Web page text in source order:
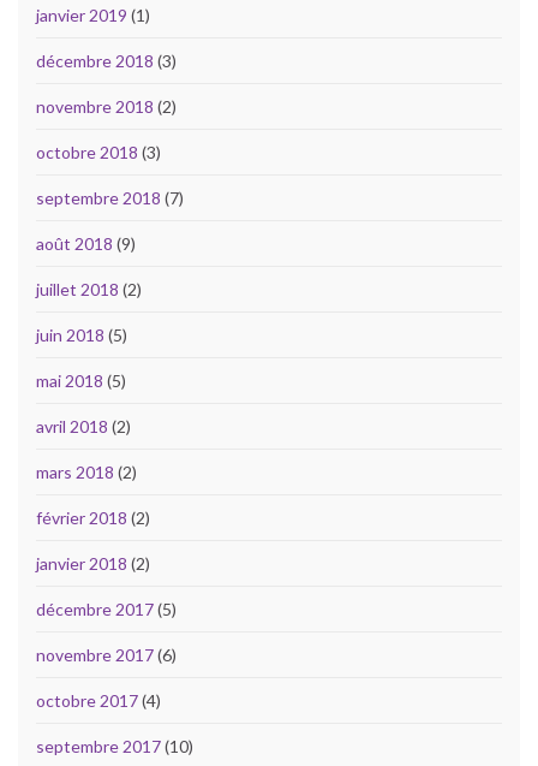
janvier 2019 (1)
décembre 2018 (3)
novembre 2018 (2)
octobre 2018 (3)
septembre 2018 (7)
août 2018 (9)
juillet 2018 (2)
juin 2018 (5)
mai 2018 (5)
avril 2018 (2)
mars 2018 (2)
février 2018 (2)
janvier 2018 (2)
décembre 2017(5)
novembre 2017(6)
octobre 2017(4)
septembre 2017(10)